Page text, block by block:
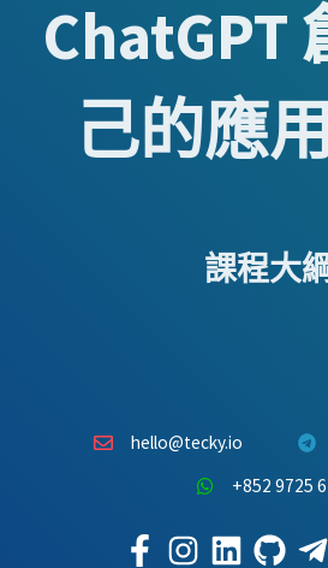
ChatGPT
己的應
課程大
hello@tecky.io
+852 9725